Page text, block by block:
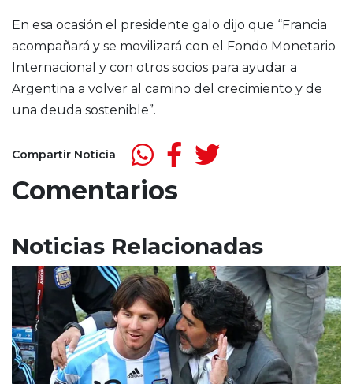
En esa ocasión el presidente galo dijo que “Francia
acompañará y se movilizará con el Fondo Monetario
Internacional y con otros socios para ayudar a
Argentina a volver al camino del crecimiento y de
una deuda sostenible”.
Compartir Noticia
Comentarios
Noticias Relacionadas